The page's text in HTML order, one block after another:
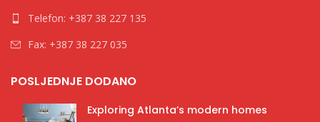
Telefon: +387 38 227 135
Fax: +387 38 227 035
POSLJEDNJE DODANO
Exploring Atlanta’s modern homes